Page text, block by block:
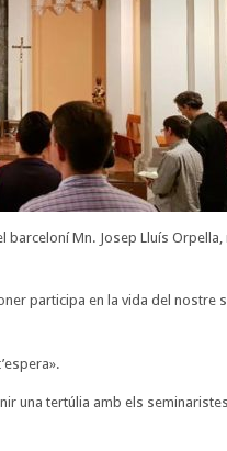
barceloní Mn. Josep Lluís Orpella,
participa en la vida del nostre
una tertúlia amb els seminaristes